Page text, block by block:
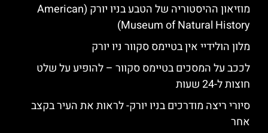
מוזיאון ההיסטוריה של הטבע בניו יורק (American
Museum of Natural History)
מלון הולידיי אין בטיימס סקוור ניו יורק
לככב על המסכים בטיימס סקוור – להופיע על שלט
חוצות ל-24 שעות
סיורי ריצה מודרכים בניו יורק- לראות את העיר בקצב
אחר